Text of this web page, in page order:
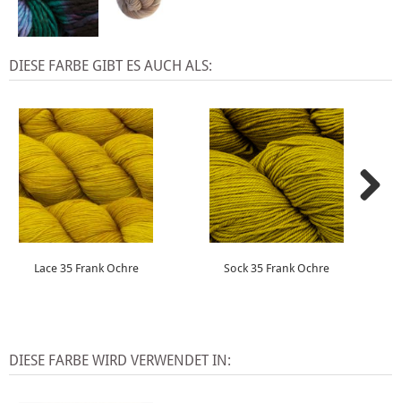
DIESE FARBE GIBT ES AUCH ALS:
Lace 35 Frank Ochre Sock 35 Frank Ochre
DIESE FARBE WIRD VERWENDET IN: